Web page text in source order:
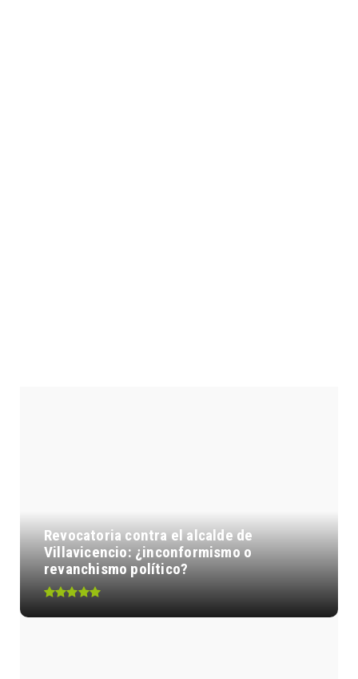
Revocatoria contra el alcalde de
Villavicencio: ¿inconformismo o
revanchismo político?